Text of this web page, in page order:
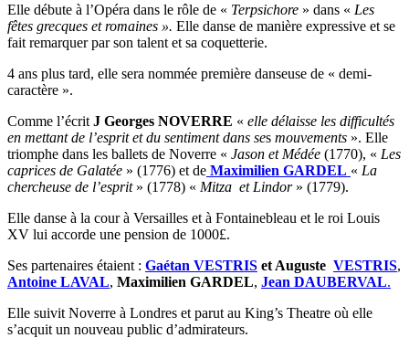
Elle débute à l’Opéra dans le rôle de « Terpsichore » dans « Les
fêtes grecques et romaines ». Elle danse de manière expressive et se
fait remarquer par son talent et sa coquetterie.
4 ans plus tard, elle sera nommée première danseuse de « demi-
caractère ».
Comme l’écrit J Georges NOVERRE « elle délaisse les difficultés
en mettant de l’esprit et du sentiment dans ses mouvements ». Elle
triomphe dans les ballets de Noverre « Jason et Médée (1770), « Les
caprices de Galatée » (1776) et de Maximilien GARDEL « La
chercheuse de l’esprit» (1778) « Mitza et Lindor» (1779).
Elle danse à la cour à Versailles et à Fontainebleau et le roi Louis
XV lui accorde une pension de 1000£.
Ses partenaires étaient : Gaétan VESTRIS et Auguste VESTRIS,
Antoine LAVAL, Maximilien GARDEL, Jean DAUBERVAL.
Elle suivit Noverre à Londres et parut au King’s Theatre où elle
s’acquit un nouveau public d’admirateurs.